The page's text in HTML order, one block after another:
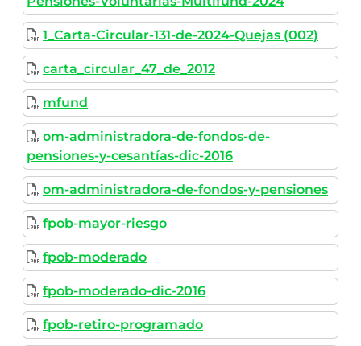
1_Carta-Circular-131-de-2024-Quejas (002)
carta_circular_47_de_2012
mfund
om-administradora-de-fondos-de-
pensiones-y-cesantías-dic-2016
om-administradora-de-fondos-y-pensiones
fpob-mayor-riesgo
fpob-moderado
fpob-moderado-dic-2016
fpob-retiro-programado